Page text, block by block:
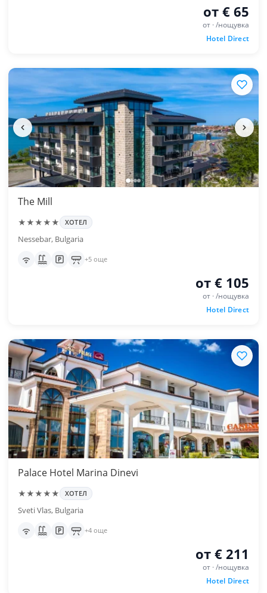
от € 65
от · /нощувка
Hotel Direct
The Mill
★★★★★ ХОТЕЛ
Nessebar, Bulgaria
+5 още
от € 105
от · /нощувка
Hotel Direct
Palace Hotel Marina Dinevi
★★★★★ ХОТЕЛ
Sveti Vlas, Bulgaria
+4 още
от € 211
от · /нощувка
Hotel Direct